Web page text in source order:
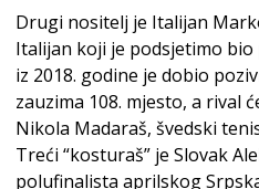
Drugi nositelj je Italijan
Italijan koji je podsjetimo
iz 2018. godine je dobio
zauzima 108. mjesto, a rival
Nikola Madaraš, švedski
Treći “kosturaš” je Slovak
polufinalista aprilskog